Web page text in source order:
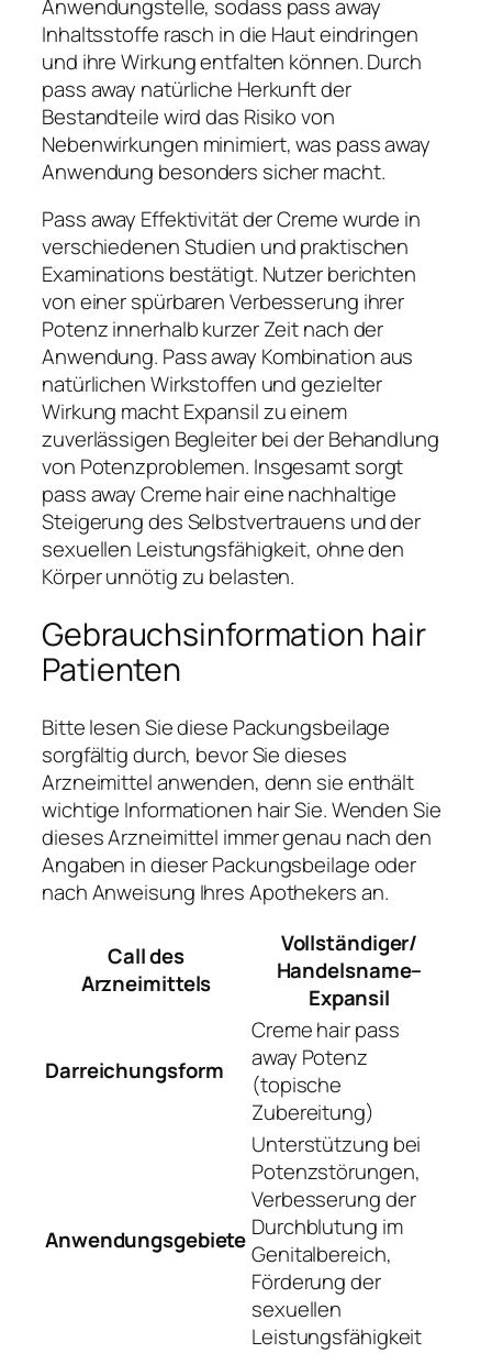
Anwendungstelle, sodass pass away
Inhaltsstoffe rasch in die Haut eindringen
und ihre Wirkung entfalten können. Durch
pass away natürliche Herkunft der
Bestandteile wird das Risiko von
Nebenwirkungen minimiert, was pass away
Anwendung besonders sicher macht.
Pass away Effektivität der Creme wurde in
verschiedenen Studien und praktischen
Examinations bestätigt. Nutzer berichten
von einer spürbaren Verbesserung ihrer
Potenz innerhalb kurzer Zeit nach der
Anwendung. Pass away Kombination aus
natürlichen Wirkstoffen und gezielter
Wirkung macht Expansil zu einem
zuverlässigen Begleiter bei der Behandlung
von Potenzproblemen. Insgesamt sorgt
pass away Creme hair eine nachhaltige
Steigerung des Selbstvertrauens und der
sexuellen Leistungsfähigkeit, ohne den
Körper unnötig zu belasten.
Gebrauchsinformation hair
Patienten
Bitte lesen Sie diese Packungsbeilage
sorgfältig durch, bevor Sie dieses
Arzneimittel anwenden, denn sie enthält
wichtige Informationen hair Sie. Wenden Sie
dieses Arzneimittel immer genau nach den
Angaben in dieser Packungsbeilage oder
nach Anweisung Ihres Apothekers an.
Call des
Arzneimittels
Vollständiger/
Handelsname–
Expansil
Darreichungsform
Creme hair pass
away Potenz
(topische
Zubereitung)
Anwendungsgebiete
Unterstützung bei
Potenzstörungen,
Verbesserung der
Durchblutung im
Genitalbereich,
Förderung der
sexuellen
Leistungsfähigkeit